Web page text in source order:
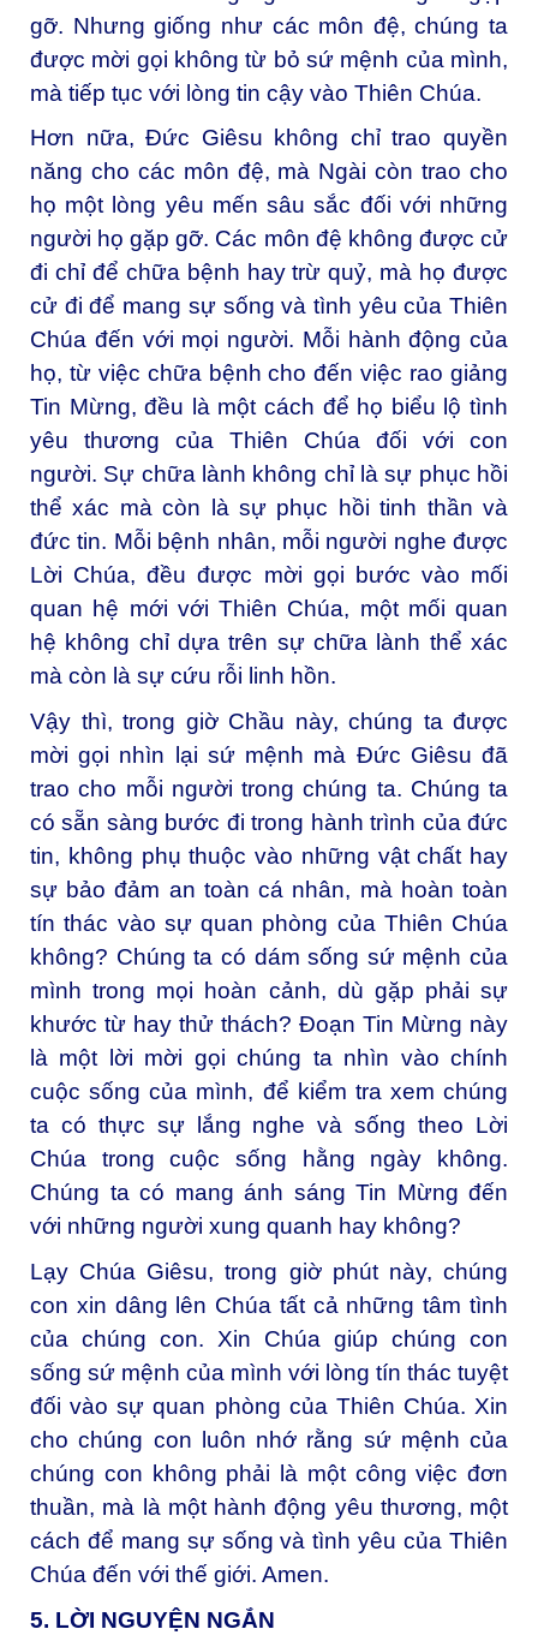
gỡ. Nhưng giống như các môn đệ, chúng ta
được mời gọi không từ bỏ sứ mệnh của mình,
mà tiếp tục với lòng tin cậy vào Thiên Chúa.
Hơn nữa, Đức Giêsu không chỉ trao quyền
năng cho các môn đệ, mà Ngài còn trao cho
họ một lòng yêu mến sâu sắc đối với những
người họ gặp gỡ. Các môn đệ không được cử
đi chỉ để chữa bệnh hay trừ quỷ, mà họ được
cử đi để mang sự sống và tình yêu của Thiên
Chúa đến với mọi người. Mỗi hành động của
họ, từ việc chữa bệnh cho đến việc rao giảng
Tin Mừng, đều là một cách để họ biểu lộ tình
yêu thương của Thiên Chúa đối với con
người. Sự chữa lành không chỉ là sự phục hồi
thể xác mà còn là sự phục hồi tinh thần và
đức tin. Mỗi bệnh nhân, mỗi người nghe được
Lời Chúa, đều được mời gọi bước vào mối
quan hệ mới với Thiên Chúa, một mối quan
hệ không chỉ dựa trên sự chữa lành thể xác
mà còn là sự cứu rỗi linh hồn.
Vậy thì, trong giờ Chầu này, chúng ta được
mời gọi nhìn lại sứ mệnh mà Đức Giêsu đã
trao cho mỗi người trong chúng ta. Chúng ta
có sẵn sàng bước đi trong hành trình của đức
tin, không phụ thuộc vào những vật chất hay
sự bảo đảm an toàn cá nhân, mà hoàn toàn
tín thác vào sự quan phòng của Thiên Chúa
không? Chúng ta có dám sống sứ mệnh của
mình trong mọi hoàn cảnh, dù gặp phải sự
khước từ hay thử thách? Đoạn Tin Mừng này
là một lời mời gọi chúng ta nhìn vào chính
cuộc sống của mình, để kiểm tra xem chúng
ta có thực sự lắng nghe và sống theo Lời
Chúa trong cuộc sống hằng ngày không.
Chúng ta có mang ánh sáng Tin Mừng đến
với những người xung quanh hay không?
Lạy Chúa Giêsu, trong giờ phút này, chúng
con xin dâng lên Chúa tất cả những tâm tình
của chúng con. Xin Chúa giúp chúng con
sống sứ mệnh của mình với lòng tín thác tuyệt
đối vào sự quan phòng của Thiên Chúa. Xin
cho chúng con luôn nhớ rằng sứ mệnh của
chúng con không phải là một công việc đơn
thuần, mà là một hành động yêu thương, một
cách để mang sự sống và tình yêu của Thiên
Chúa đến với thế giới. Amen.
5. LỜI NGUYỆN NGẮN